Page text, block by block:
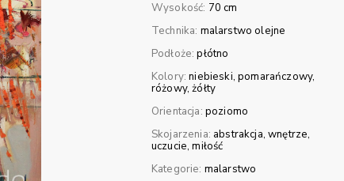
Wysokość: 70 cm
Technika: malarstwo olejne
Podłoże:płótno
Kolory:niebieski pomarańczowy
różowy żółty
Orientacja: poziomo
Skojarzenia: abstrakcja wnętrze
uczucie miłość
Kategorie: malarstwo